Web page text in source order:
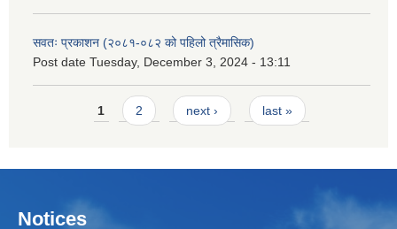
सवतः प्रकाशन (२०८१-०८२ को पहिलो त्रैमासिक)
Post date Tuesday, December 3, 2024 - 13:11
Pages1 2 next › last »
Notices